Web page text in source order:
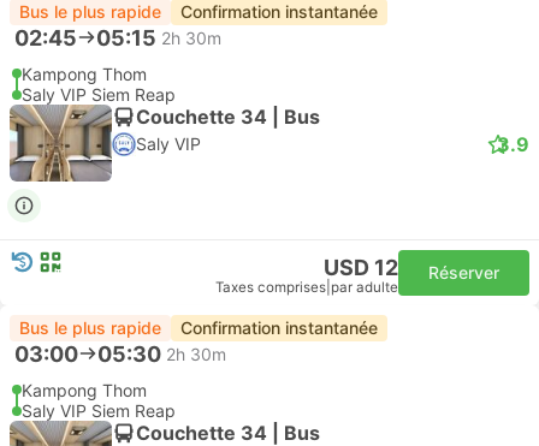
Bus le plus rapide Confirmation instantanée
02:45 05:15 2h 30m
Kampong Thom
Saly VIP Siem Reap
Couchette 34 | Bus
Saly VIP 3.9
USD 12
Taxes comprises par adulte
Réserver
Bus le plus rapide Confirmation instantanée
03:00 05:30 2h 30m
Kampong Thom
Saly VIP Siem Reap
Couchette 34 | Bus